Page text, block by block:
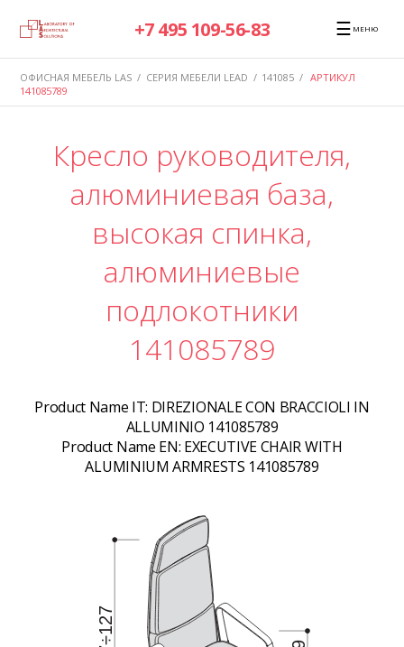
+7 495 109-56-83 ☰ МЕНЮ
ОФИСНАЯ МЕБЕЛЬ LAS / СЕРИЯ МЕБЕЛИ LEAD / 141085 / АРТИКУЛ
141085789
Кресло руководителя,
алюминиевая база,
высокая спинка,
алюминиевые
подлокотники
141085789
Product Name IT: DIREZIONALE CON BRACCIOLI IN
ALLUMINIO 141085789
Product Name EN: EXECUTIVE CHAIR WITH
ALUMINIUM ARMRESTS 141085789